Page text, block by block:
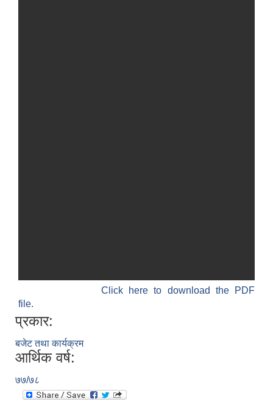
Click here to download the PDF
file.
प्रकार:
बजेट तथा कार्यक्रम
आर्थिक वर्ष:
७७/७८